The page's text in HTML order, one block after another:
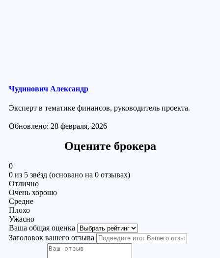
Чудинович Александр
Эксперт в тематике финансов, руководитель проекта.
Обновлено: 28 февраля, 2026
Оцените брокера
0
0 из 5 звёзд (основано на 0 отзывах)
Отлично
Очень хорошо
Средне
Плохо
Ужасно
Ваша общая оценка
Заголовок вашего отзыва